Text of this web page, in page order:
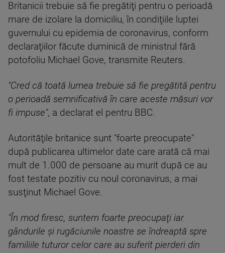
Britanicii trebuie să fie pregătiţi pentru o perioadă
mare de izolare la domiciliu, în condiţiile luptei
guvernului cu epidemia de coronavirus, conform
declaraţiilor făcute duminică de ministrul fără
potofoliu Michael Gove, transmite Reuters.
"Cred că toată lumea trebuie să fie pregătită pentru
o perioadă semnificativă în care aceste măsuri vor
fi impuse", a declarat el pentru BBC.
Autorităţile britanice sunt "foarte preocupate"
după publicarea ultimelor date care arată că mai
mult de 1.000 de persoane au murit după ce au
fost testate pozitiv cu noul coronavirus, a mai
susţinut Michael Gove.
"În mod firesc, suntem foarte preocupaţi iar
gândurile şi rugăciunile noastre se îndreaptă spre
familiile tuturor celor care au suferit pierderi din